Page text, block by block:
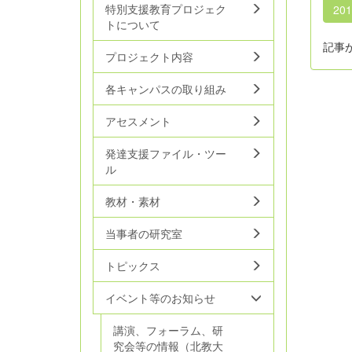
記事
特別支援教育プロジェク
トについて
プロジェクト内容
各キャンパスの取り組み
アセスメント
発達支援ファイル・ツー
ル
教材・素材
当事者の研究室
トピックス
イベント等のお知らせ
講演、フォーラム、研
究会等の情報（北教大